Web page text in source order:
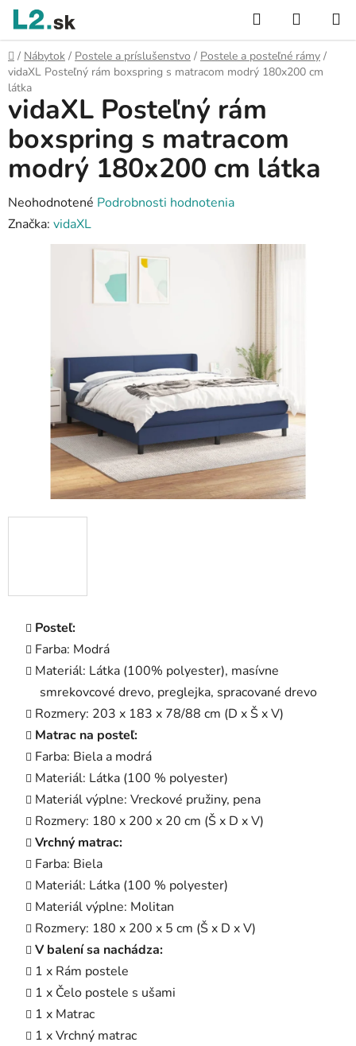
Prejsť
obsah
Hľadať
KOŠÍK
Domov
/ Nábytok / Postele a príslušenstvo / Postele a posteľné rámy /
vidaXL Posteľný rám boxspring s matracom modrý 180x200 cm
látka
Posteľ:
Farba: Modrá
Materiál: Látka (100% polyester), masívne
smrekovcové drevo, preglejka, spracované drevo
Rozmery: 203 x 183 x 78/88 cm (D x Š x V)
Matrac na posteľ:
Farba: Biela a modrá
Materiál: Látka (100 % polyester)
Materiál výplne: Vreckové pružiny, pena
Rozmery: 180 x 200 x 20 cm (Š x D x V)
Vrchný matrac:
Farba: Biela
Materiál: Látka (100 % polyester)
Materiál výplne: Molitan
Rozmery: 180 x 200 x 5 cm (Š x D x V)
V balení sa nachádza:
1 x Rám postele
1 x Čelo postele s ušami
1 x Matrac
1 x Vrchný matrac
vidaXL Posteľný rám
boxspring s matracom
modrý 180x200 cm látka
Priemerné
hodnotenie
produktu
Neohodnotené Podrobnosti hodnotenia
Značka: vidaXL